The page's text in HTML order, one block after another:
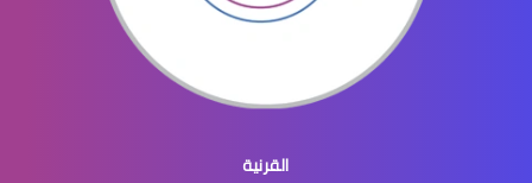
عيون الاطفال المنغوليين
القرنية